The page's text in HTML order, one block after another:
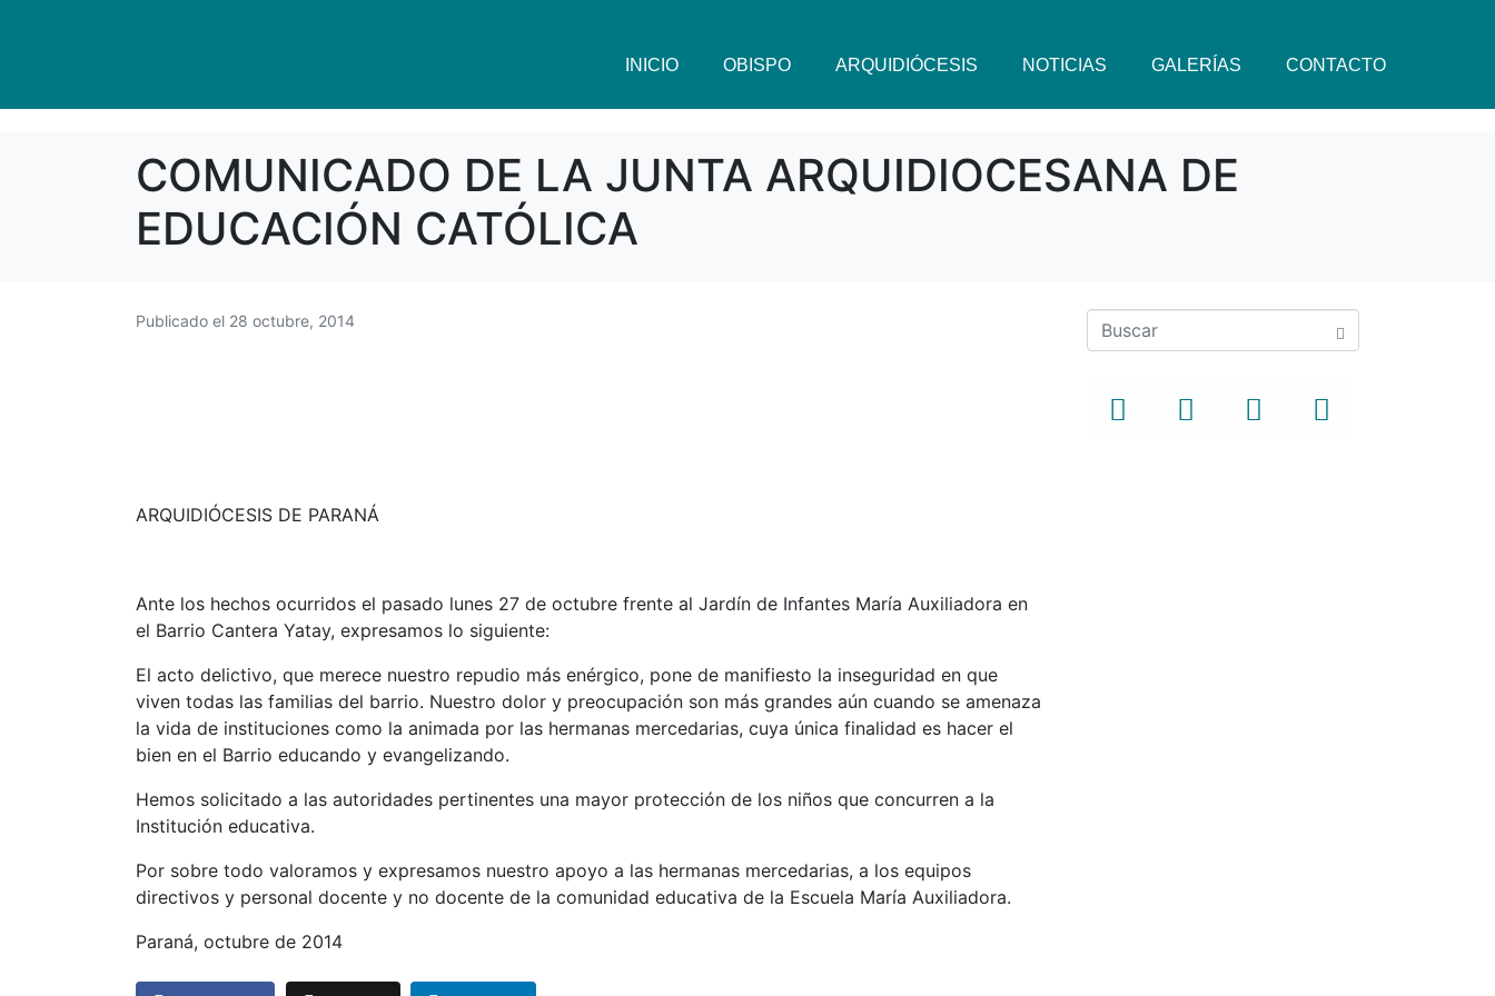
INICIO OBISPO ARQUIDIÓCESIS NOTICIAS GALERÍAS CONTACTO
COMUNICADO DE LA JUNTA ARQUIDIOCESANA DE
EDUCACIÓN CATÓLICA
Publicado el 28 octubre, 2014
ARQUIDIÓCESIS DE PARANÁ
Ante los hechos ocurridos el pasado lunes 27 de octubre frente al Jardín de Infantes María Auxiliadora en
el Barrio Cantera Yatay, expresamos lo siguiente:
El acto delictivo, que merece nuestro repudio más enérgico, pone de manifiesto la inseguridad en que
viven todas las familias del barrio. Nuestro dolor y preocupación son más grandes aún cuando se amenaza
la vida de instituciones como la animada por las hermanas mercedarias, cuya única finalidad es hacer el
bien en el Barrio educando y evangelizando.
Hemos solicitado a las autoridades pertinentes una mayor protección de los niños que concurren a la
Institución educativa.
Por sobre todo valoramos y expresamos nuestro apoyo a las hermanas mercedarias, a los equipos
directivos y personal docente y no docente de la comunidad educativa de la Escuela María Auxiliadora.
Paraná, octubre de 2014